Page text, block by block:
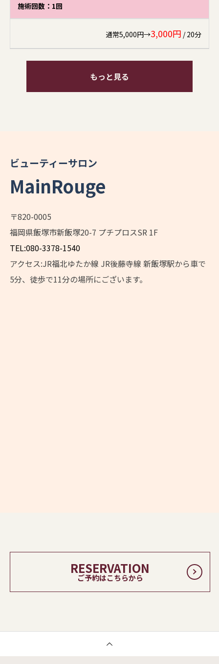
施術回数：1回
通常5,000円→3,000円 / 20分
もっと見る
ビューティーサロン
MainRouge
〒820-0005
福岡県飯塚市新飯塚20-7 プチプロスSR 1F
TEL:080-3378-1540
アクセス:JR福北ゆたか線 JR後藤寺線 新飯塚駅から車で
5分、徒歩で11分の場所にございます。
RESERVATION
ご予約はこちらから